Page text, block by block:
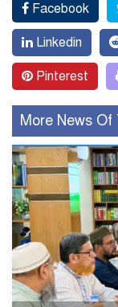
Facebook
Linkedin
Pinterest
More News